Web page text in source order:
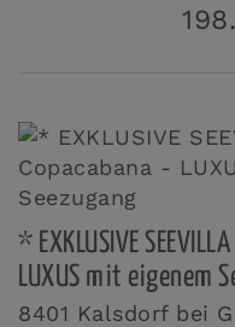
* EXKLUSIVE
LUXUS mit eigenem
8401 Kalsdorf bei